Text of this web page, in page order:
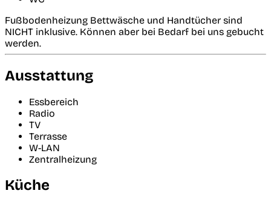
Fußbodenheizung Bettwäsche und Handtücher sind
NICHT inklusive. Können aber bei Bedarf bei uns gebucht
werden.
Ausstattung
Essbereich
Radio
TV
Terrasse
W-LAN
Zentralheizung
Küche